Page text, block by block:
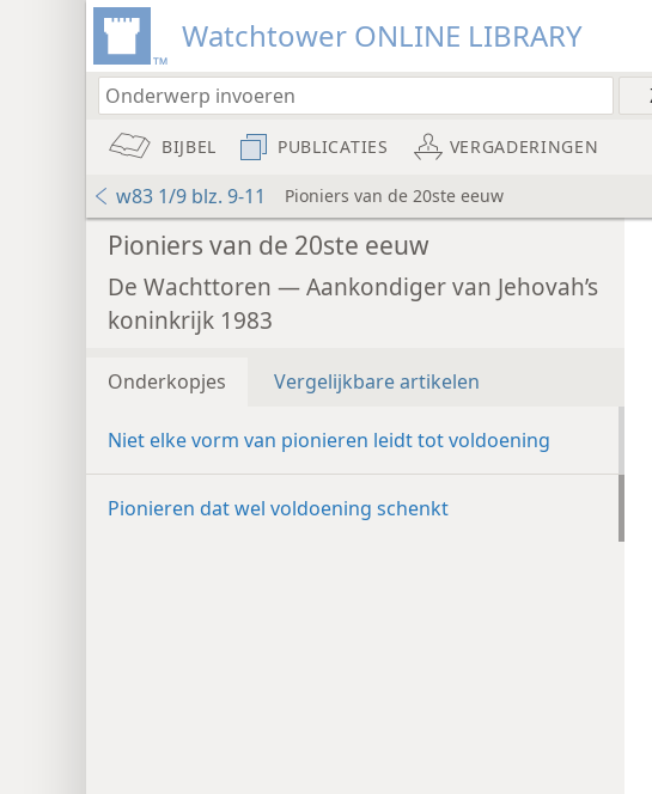
Watchtower ONLINE LIBRARY
BIJBEL PUBLICATIES VERGADERINGEN
w83 1/9 blz. 9-11 Pioniers van de 20ste eeuw
Pioniers van de 20ste eeuw
De Wachttoren — Aankondiger van Jehovah’s
koninkrijk 1983
Onderkopjes Vergelijkbare artikelen
Niet elke vorm van pionieren leidt tot voldoening
Pionieren dat wel voldoening schenkt